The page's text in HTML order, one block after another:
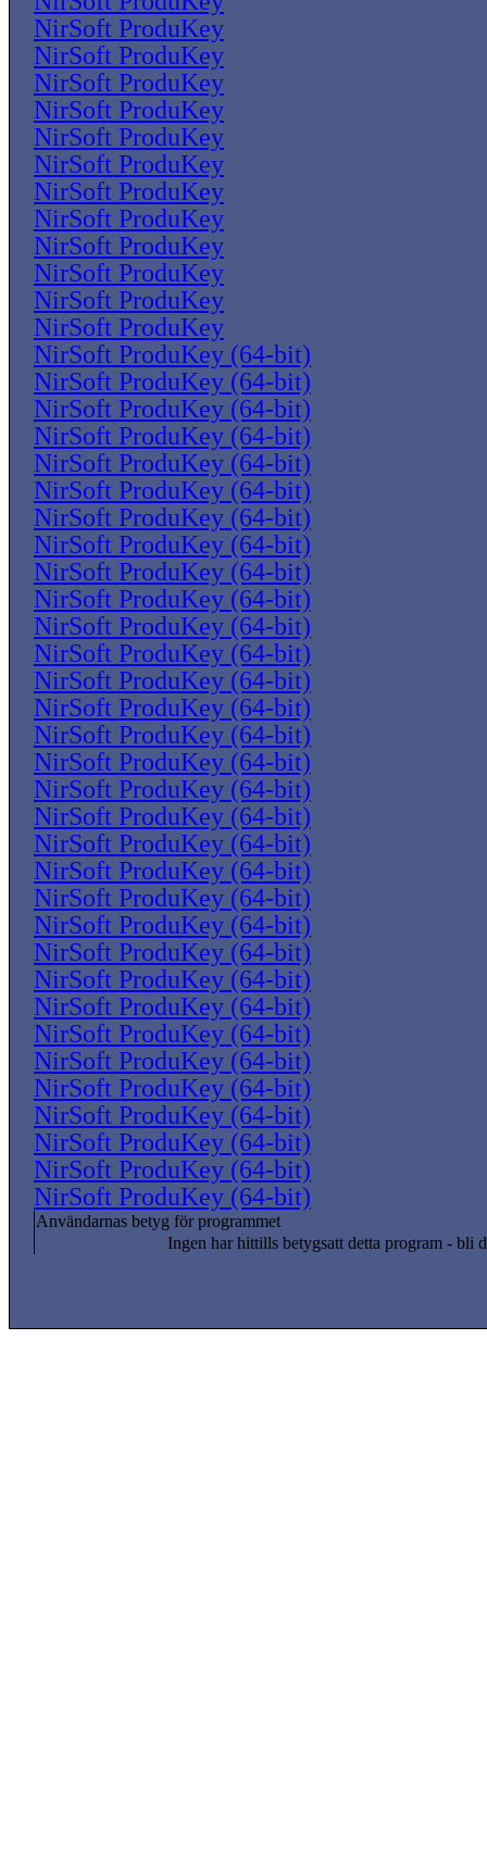
NirSoft ProduKey
NirSoft ProduKey
NirSoft ProduKey
NirSoft ProduKey
NirSoft ProduKey
NirSoft ProduKey
NirSoft ProduKey
NirSoft ProduKey
NirSoft ProduKey
NirSoft ProduKey
NirSoft ProduKey
NirSoft ProduKey
NirSoft ProduKey (64-bit)
NirSoft ProduKey (64-bit)
NirSoft ProduKey (64-bit)
NirSoft ProduKey (64-bit)
NirSoft ProduKey (64-bit)
NirSoft ProduKey (64-bit)
NirSoft ProduKey (64-bit)
NirSoft ProduKey (64-bit)
NirSoft ProduKey (64-bit)
NirSoft ProduKey (64-bit)
NirSoft ProduKey (64-bit)
NirSoft ProduKey (64-bit)
NirSoft ProduKey (64-bit)
NirSoft ProduKey (64-bit)
NirSoft ProduKey (64-bit)
NirSoft ProduKey (64-bit)
NirSoft ProduKey (64-bit)
NirSoft ProduKey (64-bit)
NirSoft ProduKey (64-bit)
NirSoft ProduKey (64-bit)
NirSoft ProduKey (64-bit)
NirSoft ProduKey (64-bit)
NirSoft ProduKey (64-bit)
NirSoft ProduKey (64-bit)
NirSoft ProduKey (64-bit)
NirSoft ProduKey (64-bit)
NirSoft ProduKey (64-bit)
NirSoft ProduKey (64-bit)
NirSoft ProduKey (64-bit)
NirSoft ProduKey (64-bit)
NirSoft ProduKey (64-bit)
NirSoft ProduKey (64-bit)
Användarnas betyg för programmet
Ingen har hittills betygsatt detta program - bli